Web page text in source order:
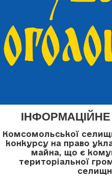
Комсомольської
конкурсу на право
майна, що є
територіальної